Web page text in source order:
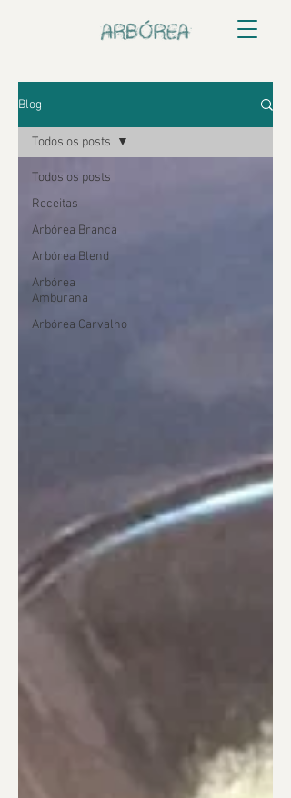
Blog
Todos os posts
Receitas
Arbórea Branca
Arbórea Blend
Arbórea
Amburana
Arbórea Carvalho
Todos os posts